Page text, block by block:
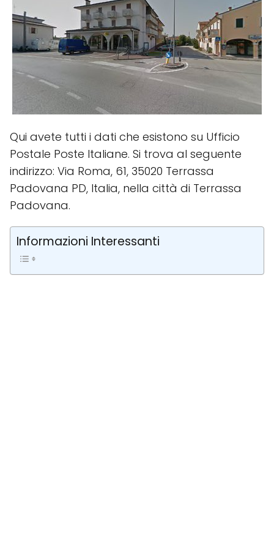
Qui avete tutti i dati che esistono su Ufficio
Postale Poste Italiane. Si trova al seguente
indirizzo: Via Roma, 61, 35020 Terrassa
Padovana PD, Italia, nella città di Terrassa
Padovana.
Informazioni Interessanti